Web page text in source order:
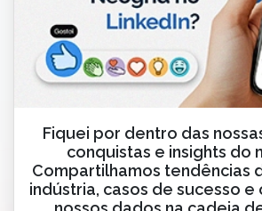
Fiquei por dentro das
conquistas e insights do
Compartilhamos tendências
indústria, casos de sucesso